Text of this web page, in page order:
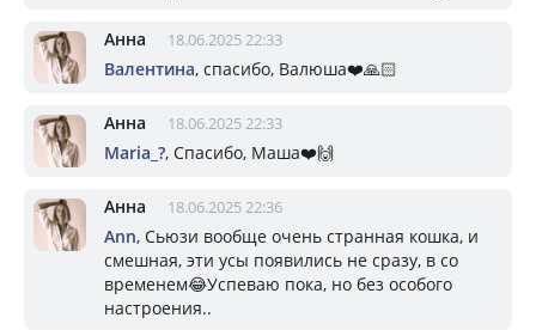
Анна 18.06.2025 22:33
Валентина, спасибо, Валюша❤️🙏🏻
Анна 18.06.2025 22:33
Mariа_?, Спасибо, Маша❤️🙌
Анна 18.06.2025 22:36
Ann, Сьюзи вообще очень странная кошка, и
смешная, эти усы появились не сразу, в со
временем😂Успеваю пока, но без особого
настроения..